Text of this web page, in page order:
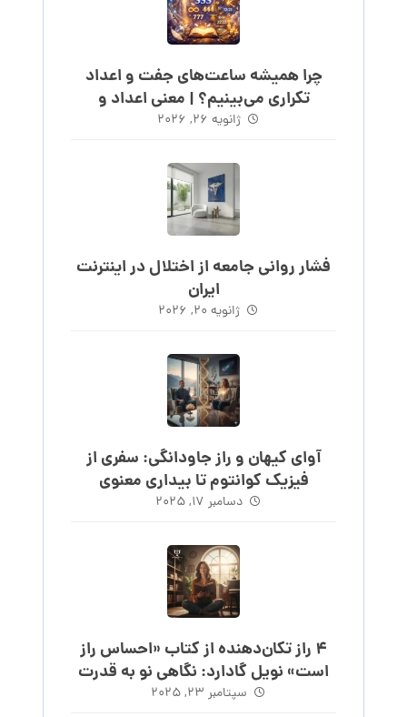
چرا همیشه ساعت‌های جفت و اعداد
تکراری می‌بینیم؟ | معنی اعداد و
ساعت‌های روند
ژانویه ۲۶, ۲۰۲۶
فشار روانی جامعه از اختلال در اینترنت
ایران
ژانویه ۲۰, ۲۰۲۶
آوای کیهان و راز جاودانگی: سفری از
فیزیک کوانتوم تا بیداری معنوی
دسامبر ۱۷, ۲۰۲۵
۴ راز تکان‌دهنده از کتاب «احساس راز
است» نویل گادارد: نگاهی نو به قدرت
احساس
سپتامبر ۲۳, ۲۰۲۵